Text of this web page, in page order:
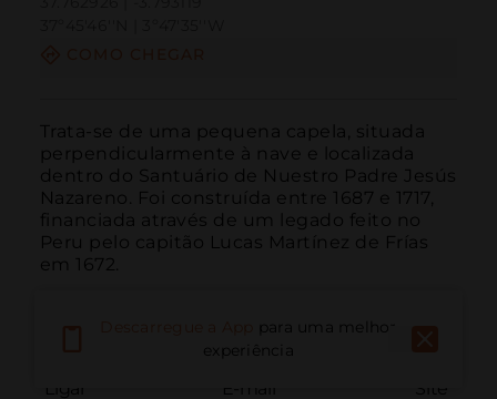
Trata-se de uma pequena capela, situada
perpendicularmente à nave e localizada
dentro do Santuário de Nuestro Padre Jesús
Nazareno. Foi construída entre 1687 e 1717,
financiada através de um legado feito no
Peru pelo capitão Lucas Martínez de Frías
em 1672.
Ligar E-mail Site
para uma melhor
experiência